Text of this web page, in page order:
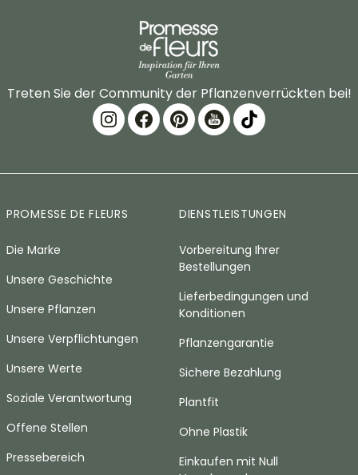
Treten Sie der Community der Pflanzenverrückten bei!
PROMESSE DE FLEURS
Die Marke
Unsere Geschichte
Unsere Pflanzen
Unsere Verpflichtungen
Unsere Werte
Soziale Verantwortung
Offene Stellen
Pressebereich
DIENSTLEISTUNGEN
Vorbereitung Ihrer
Bestellungen
Lieferbedingungen und
Konditionen
Pflanzengarantie
Sichere Bezahlung
Plantfit
Ohne Plastik
Einkaufen mit Null